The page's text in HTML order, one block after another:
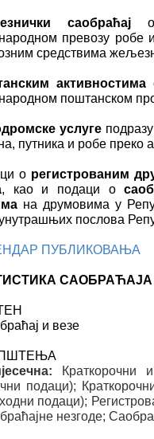
е­знич­ки са­о­бра­ћај
превозу робе
средствима
ак­тив­но­сти­ма
поштанском
услуге
путника и робе преко
о ре­ги­стро­ва­ним
, као и подаци о
на друмовима у
по­сло­ва
ПУБЛИКОВАЊА
САОБРАЋАЈА
и везе
Краткорочни
подаци);
подаци);
незгоде;